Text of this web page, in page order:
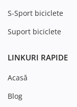
S-Sport biciclete
Suport biciclete
LINKURI RAPIDE
Acasă
Blog